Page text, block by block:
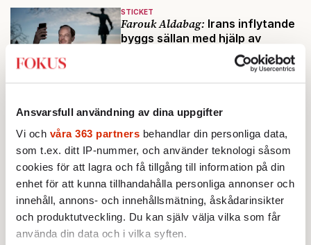
Ansvarsfull användning av dina uppgifter
Vi och våra 363 partners behandlar din personliga data,
som t.ex. ditt IP-nummer, och använder teknologi såsom
cookies för att lagra och få tillgång till information på din
enhet för att kunna tillhandahålla personliga annonser och
innehåll, annons- och innehållsmätning, åskådarinsikter
och produktutveckling. Du kan själv välja vilka som får
använda din data och i vilka syften.
STICKET
Farouk Aldabag: Irans inflytande
byggs sällan med hjälp av
stridsvagnar utan genom lokala
Johan Hakelius:Ju mer, desto
sämre